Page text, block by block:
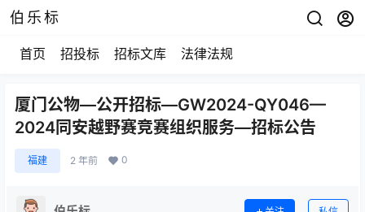
伯乐标
首页 招投标 招标文库 法律法规
厦门公物—公开招标—GW2024-QY046—
2024同安越野赛竞赛组织服务—招标公告
福建 2 年前 0